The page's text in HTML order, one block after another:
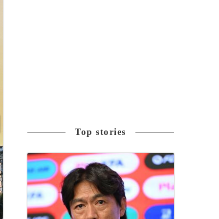
Top stories